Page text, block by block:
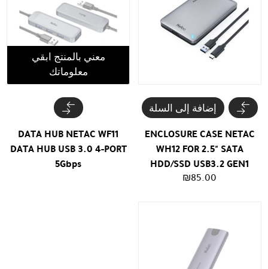
ENCLOSURE CASE NETAC
WH12 FOR 2.5" SATA
HDD/SSD USB3.2 GEN1
₪85.00
إضافة إلى السلة
معني بالمنتج ابقي
معلوماتك
DATA HUB NETAC WF11
DATA HUB USB 3.0 4-PORT
5Gbps